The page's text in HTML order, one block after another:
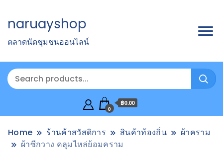
naruayshop
ตลาดนัดชุมชนออนไลน์
0
฿0.00
Home ร้านค้าสวัสดิการ สินค้าท้องถิ่น
ผ้าคราม
ผ้าซีกวาง คลุมไหล่ย้อมคราม